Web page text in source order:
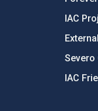
IAC
Severo
IAC